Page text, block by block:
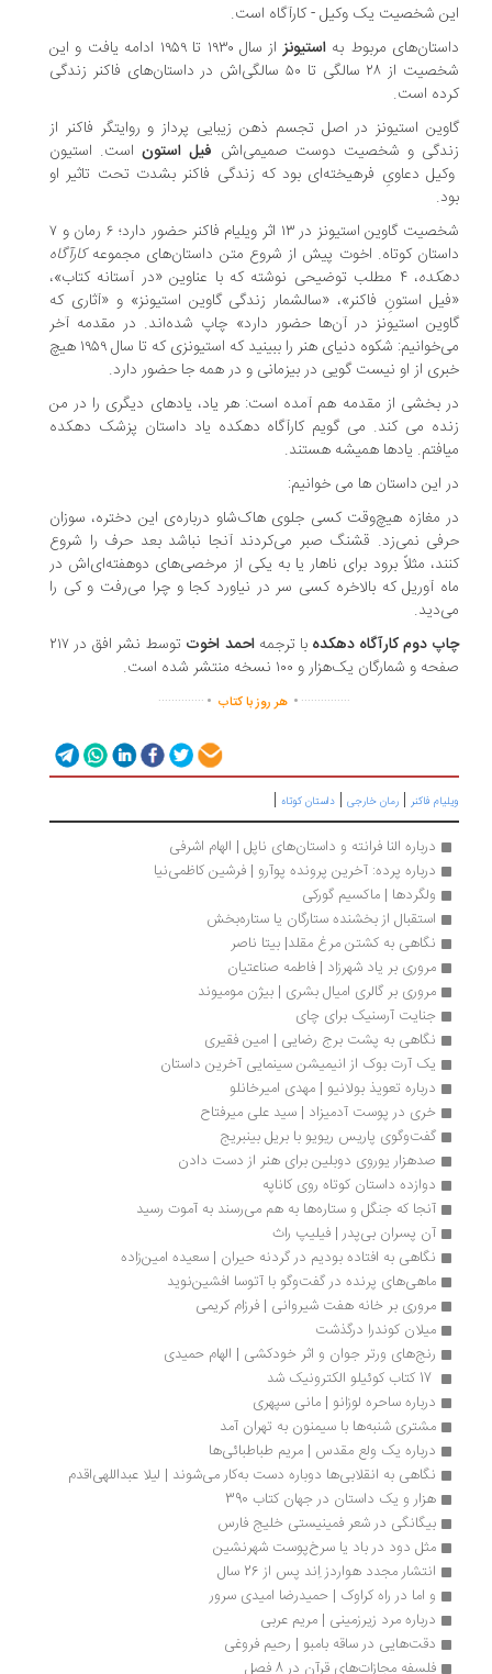
این شخصیت یک وکیل - کارآگاه است.
داستان‌های مربوط به استیونز
از سال ۱۹۳۰ تا ۱۹۵۹ ادامه یافت و این
شخصیت از ۲۸ سالگی تا ۵۰ سالگی‌اش در داستان‌های فاکنر زندگی
کرده است.
گاوین استیونز در اصل تجسم ذهن زیبایی پرداز و روایتگر فاکنر از
زندگی و شخصیت دوست صمیمی‌اش فیل استون است. استیون
وکیل دعاویِ فرهیخته‌ای بود که زندگی فاکنر بشدت تحت تاثیر او
بود.
شخصیت گاوین استیونز در ۱۳ اثر ویلیام فاکنر حضور دارد؛ ۶ رمان و ۷
داستان کوتاه. اخوت پیش از شروع متن داستان‌های مجموعهکارآگاه
دهکده
، ۴ مطلب توضیحی نوشته که با عناوین «در آستانه کتاب»،
«فیل استونِ فاکنر»، «سالشمار زندگی گاوین استیونز» و «آثاری که
گاوین استیونز در آن‌ها حضور دارد» چاپ شده‌اند. در مقدمه آخر
می‌خوانیم: شکوه دنیای هنر را ببینید که استیونزی که تا سال ۱۹۵۹ هیچ
خبری از او نیست گویی در بیزمانی و در همه جا حضور دارد.
در بخشی از مقدمه هم آمده است: هر یاد، یادهای دیگری را در من
زنده می کند. می گویم کارآگاه دهکده یاد داستان پزشک دهکده
میافتم. یادها همیشه هستند.
در این داستان ها می خوانیم:
در مغازه هیچ‌وقت کسی جلوی هاک‌شاو درباره‌ی این دختره، سوزان
حرفی نمی‌زد. قشنگ صبر می‌کردند آنجا نباشد بعد حرف را شروع
کنند،‌ مثلاً برود برای ناهار یا به یکی از مرخصی‌های دوهفته‌ای‌اش در
ماه آوریل که بالاخره کسی سر در نیاورد کجا و چرا می‌رفت و کی را
می‌دید.
چاپ دوم کارآگاه دهکده با ترجمه‌احمد اخوت
توسط نشر افق در ۲۱۷
صفحه و شمارگان یک‌هزار و ۱۰۰ نسخه منتشر شده است.
...............
.هر روز با کتاب .
..............
ویلیام فاکنر | رمان خارجی | داستان کوتاه |
درباره النا فرانته و داستان‌های ناپل | الهام اشرفی
درباره پرده: آخرین پرونده پوآرو | فرشین کاظمی‌نیا
ولگردها | ماکسیم گورکی
استقبال از بخشنده ستارگان یا ستاره‌بخش
نگاهی به کشتن مرغ مقلد| بیتا ناصر
مروری بر یاد شهرزاد | فاطمه صناعتیان
مروری بر گالری امیال بشری | بیژن مومیوند
جنایت آرسنیک برای چای
نگاهی به پشت برج رضایی | امین فقیری
یک آرت بوک از انیمیشن سینمایی آخرین داستان
درباره تعویذ بولانیو | مهدی امیرخانلو
خری در پوست آدمیزاد | سید علی میرفتاح
گفت‌وگوی پاریس ریویو با بریل بینبریج
صدهزار یوروی دوبلین برای هنر از دست دادن
دوازده داستان کوتاه روی کاناپه
آنجا که جنگل و ستاره‌ها به هم می‌رسند به آموت رسید
آن پسران بی‌پدر | فیلیپ راث
نگاهی به افتاده بودیم در گردنه حیران | سعیده امین‌زاده
ماهی‌های پرنده در گفت‌وگو با آتوسا افشین‌نوید
مروری بر خانه هفت شیروانی | فرزام کریمی
میلان کوندرا درگذشت
رنج‌های ورتر جوان و اثر خودکشی | الهام حمیدی
درباره ساحره لوزانو | مانی سپهری
مشتری شنبه‌ها با سیمنون به تهران آمد
درباره یک ولع مقدس | مریم طباطبائی‌ها
نگاهی به انقلابی‌ها دوباره دست به‌کار می‌شوند | لیلا عبداللهی‌اقدم
هزار و یک داستان در جهان کتاب 390
بیگانگی در شعر فمینیستی خلیج فارس
مثل دود در باد یا سرخ‌پوست شهرنشین
انتشار مجدد هواردز اِند پس از 26 سال
و اما در راه کراوک | حمیدرضا امیدی سرور
درباره مرد زیرزمینی | مریم عربی
دقت‌هایی در ساقه بامبو | رحیم فروغی
فلسفه مجازات‌های قرآن در 8 فصل